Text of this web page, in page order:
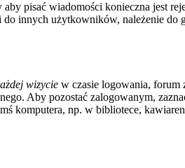
pisać wiadomości konieczna jest
innych użytkowników, należenie
wizycie w czasie logowania, forum
Aby pozostać zalogowanym,
komputera, np. w bibliotece,